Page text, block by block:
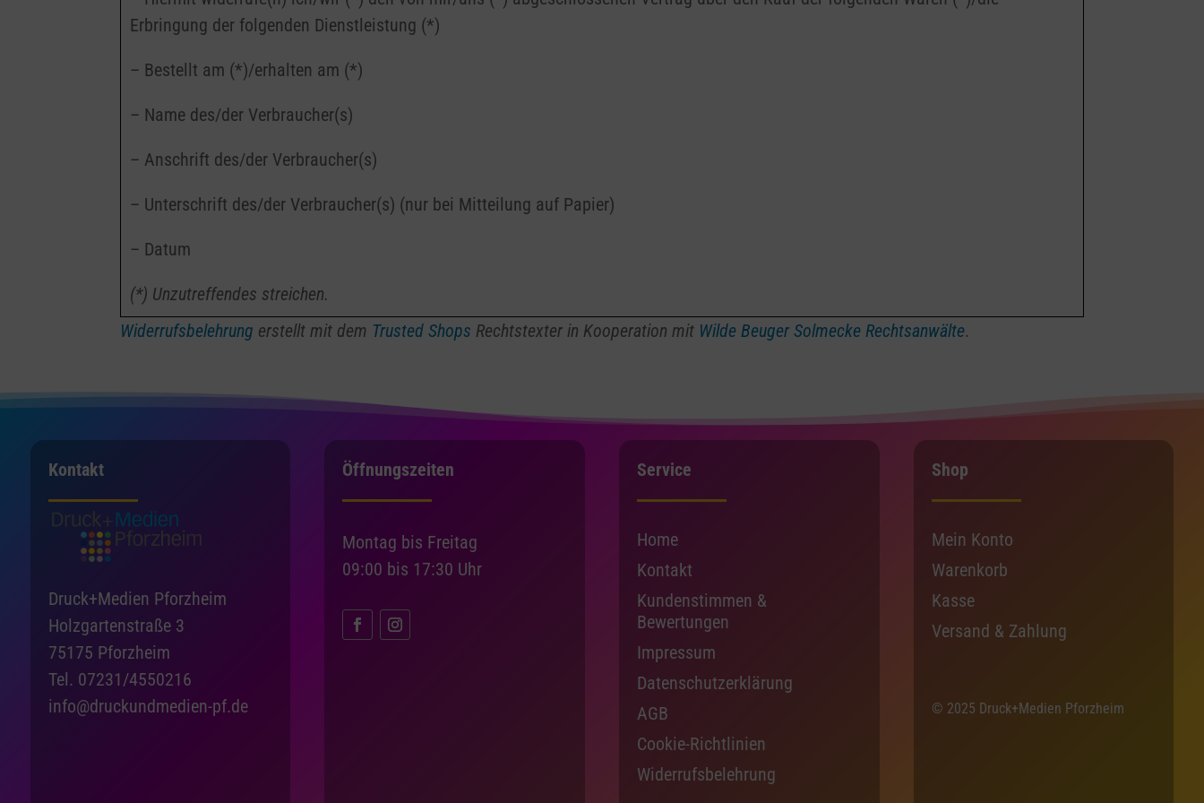
Erbringung der folgenden Dienstleistung (*)
– Bestellt am (*)/erhalten am (*)
– Name des/der Verbraucher(s)
– Anschrift des/der Verbraucher(s)
– Unterschrift des/der Verbraucher(s) (nur bei Mitteilung auf Papier)
– Datum
(*) Unzutreffendes streichen.
Widerrufsbelehrung erstellt mit dem Trusted Shops Rechtstexter in Kooperation mit Wilde Beuger Solmecke Rechtsanwälte.
Kontakt
Druck+Medien Pforzheim
Holzgartenstraße 3
75175 Pforzheim
Tel. 07231/4550216
info@druckundmedien-pf.de
Öffnungszeiten
Montag bis Freitag
09:00 bis 17:30 Uhr
Service
Home
Kontakt
Kundenstimmen &
Bewertungen
Impressum
Datenschutzerklärung
AGB
Cookie-Richtlinien
Widerrufsbelehrung
Shop
Mein Konto
Warenkorb
Kasse
Versand & Zahlung
© 2025 Druck+Medien Pforzheim